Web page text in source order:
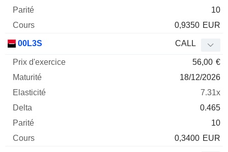
10
0,9350 EUR
00L3S CALL
56,00 €
18/12/2026
7.31x
0.465
10
0,3400 EUR